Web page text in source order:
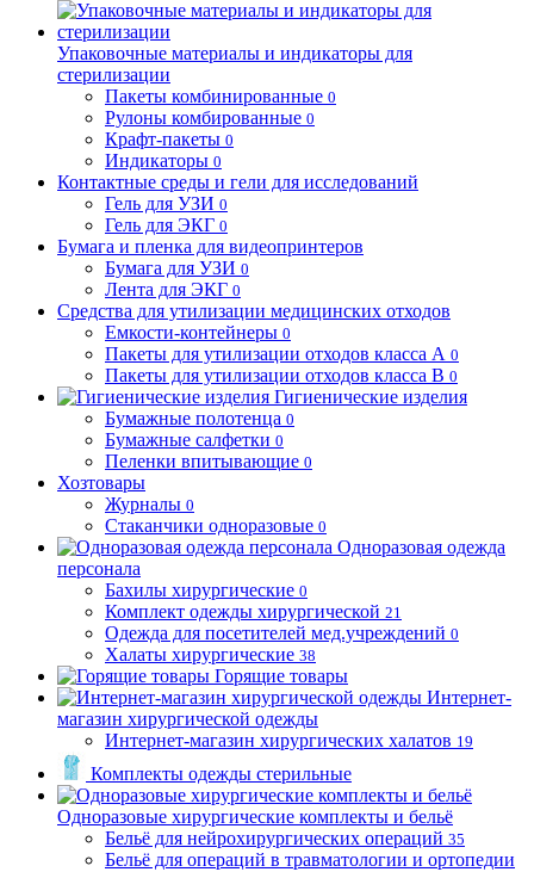
Упаковочные материалы и индикаторы для
стерилизации
Пакеты комбинированные 0
Рулоны комбированные 0
Крафт-пакеты 0
Индикаторы 0
Контактные среды и гели для исследований
Гель для УЗИ 0
Гель для ЭКГ 0
Бумага и пленка для видеопринтеров
Бумага для УЗИ 0
Лента для ЭКГ 0
Средства для утилизации медицинских отходов
Емкости-контейнеры 0
Пакеты для утилизации отходов класса А 0
Пакеты для утилизации отходов класса В 0
Гигиенические изделия
Бумажные полотенца 0
Бумажные салфетки 0
Пеленки впитывающие 0
Хозтовары
Журналы 0
Стаканчики одноразовые 0
Одноразовая одежда
персонала
Бахилы хирургические 0
Комплект одежды хирургической 21
Одежда для посетителей мед.учреждений 0
Халаты хирургические 38
Горящие товары
Интернет-
магазин хирургической одежды
Интернет-магазин хирургических халатов 19
Комплекты одежды стерильные
Одноразовые хирургические комплекты и бельё
Бельё для нейрохирургических операций 35
Бельё для операций в травматологии и ортопедии